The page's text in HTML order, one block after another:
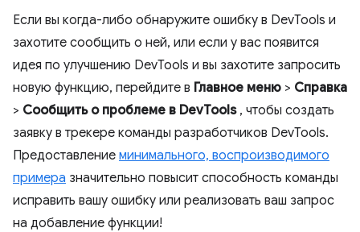
Если вы когда-либо обнаружите ошибку в DevTools и
захотите сообщить о ней, или если у вас появится
идея по улучшению DevTools и вы захотите запросить
новую функцию, перейдите в Главное меню > Справка
> Сообщить о проблеме в DevTools, чтобы создать
заявку в трекере команды разработчиков DevTools.
Предоставление минимального, воспроизводимого
примера значительно повысит способность команды
исправить вашу ошибку или реализовать ваш запрос
на добавление функции!